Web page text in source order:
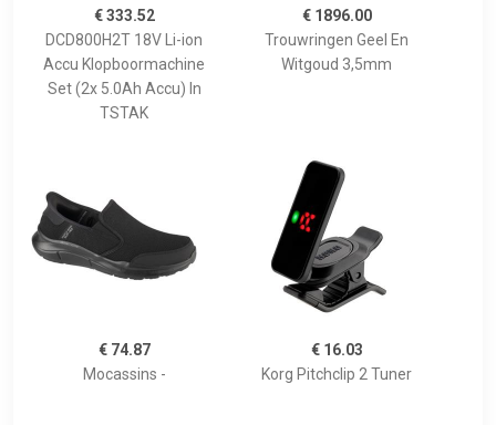
€ 333.52
DCD800H2T 18V Li-ion
Accu Klopboormachine
Set (2x 5.0Ah Accu) In
TSTAK
€ 1896.00
Trouwringen Geel En
Witgoud 3,5mm
€ 74.87
Mocassins -
€ 16.03
Korg Pitchclip 2 Tuner